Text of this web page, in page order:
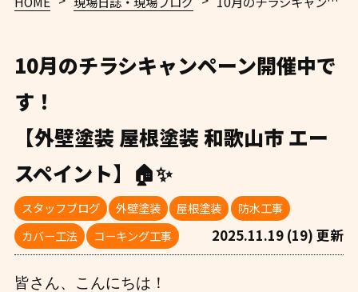
10月のチラシキャンペーン開催中で
す！
【外壁塗装 屋根塗装 和歌山市 エー
スペイント】🏠✨
スタッフブログ 外壁塗装 屋根塗装
防水工事
カバー工法
コーキング工事 2025.11.19 (19) 更新
皆さん、こんにちは！